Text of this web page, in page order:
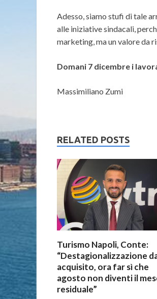
Adesso, siamo stufi di tale
alle iniziative sindacali,
marketing, ma un valore da
Domani 7 dicembre i
Massimiliano Zumi
RELATED POSTS
Turismo Napoli, Conte:
“Destagionalizzazione
acquisito, ora far sì che
agosto non diventi il
residuale”